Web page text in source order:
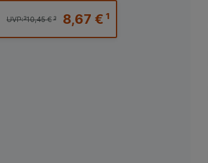
8,67 €¹
UVP:³10,45 €³